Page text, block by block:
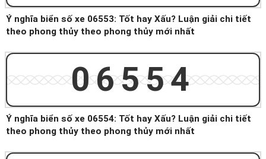
Ý nghĩa biển số xe 06553: Tốt hay Xấu? Luận giải chi tiết
theo phong thủy theo phong thủy mới nhất
06554
Ý nghĩa biển số xe 06554: Tốt hay Xấu? Luận giải chi tiết
theo phong thủy theo phong thủy mới nhất